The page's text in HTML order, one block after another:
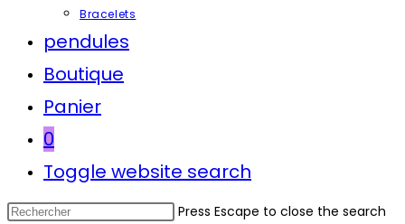
Bracelets
pendules
Boutique
Panier
0
Toggle website search
Press Escape to close the search